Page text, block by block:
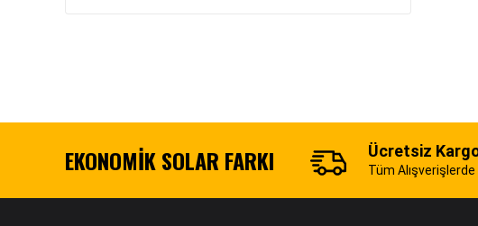
EKONOMIK SOLAR FARKI Ücretsiz
Tüm Alışverişlerde